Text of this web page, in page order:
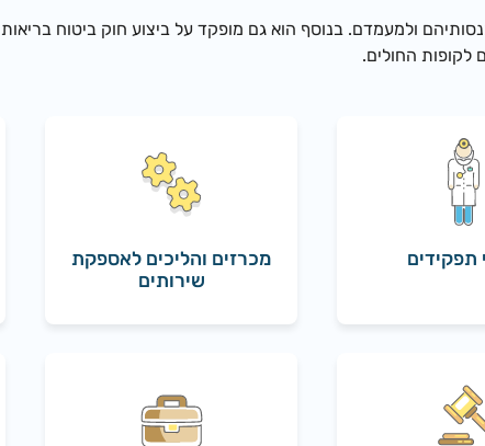
ולמעמדם. בנוסף הוא גם מופקד על ביצוע חוק ביטוח בריאות
לקופות החולים.
תפקידים
מכרזים והליכים לאספקת
שירותים